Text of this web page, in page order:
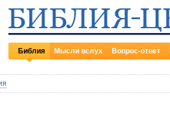
Библия Мысли вслух Вопрос-ответ